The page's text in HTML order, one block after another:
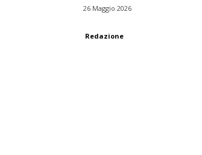
26 Maggio 2026
Redazione